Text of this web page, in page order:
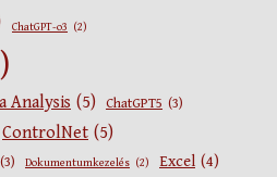
ChatGPT-o3 (2)
Analysis (5) ChatGPT5 (3)
ControlNet (5)
(3) Dokumentumkezelés (2) Excel (4)